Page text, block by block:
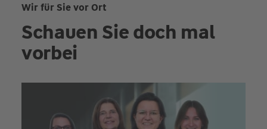
Wir für Sie vor Ort
Schauen Sie doch mal
vorbei